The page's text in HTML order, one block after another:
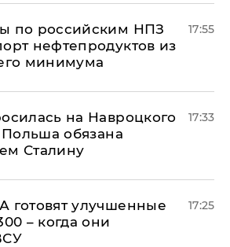
по российским НПЗ
нефтепродуктов из
минимума
17:55
на Навроцкого
Польша обязана
Сталину
17:33
готовят улучшенные
– когда они
17:25